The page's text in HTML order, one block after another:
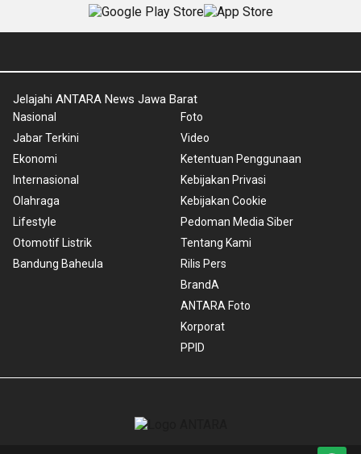
Jelajahi ANTARA News Jawa Barat
Nasional
Jabar Terkini
Ekonomi
Internasional
Olahraga
Lifestyle
Otomotif Listrik
Bandung Baheula
Foto
Video
Ketentuan Penggunaan
Kebijakan Privasi
Kebijakan Cookie
Pedoman Media Siber
Tentang Kami
Rilis Pers
BrandA
ANTARA Foto
Korporat
PPID